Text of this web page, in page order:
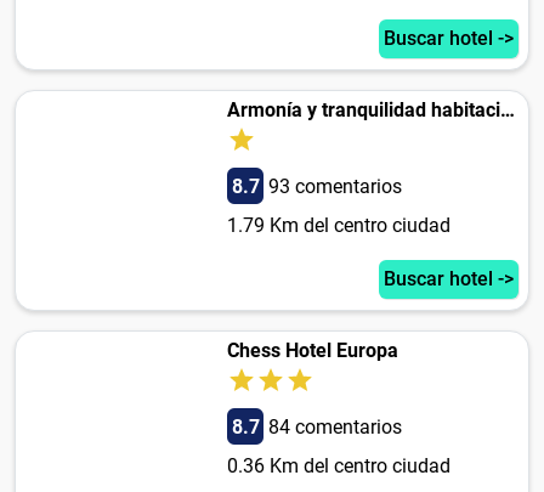
Buscar hotel ->
Armonía y tranquilidad habitaciones
8.7 93 comentarios
1.79 Km del centro ciudad
Buscar hotel ->
Chess Hotel Europa
8.7 84 comentarios
0.36 Km del centro ciudad